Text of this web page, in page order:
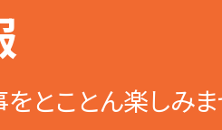
とことん楽しみま